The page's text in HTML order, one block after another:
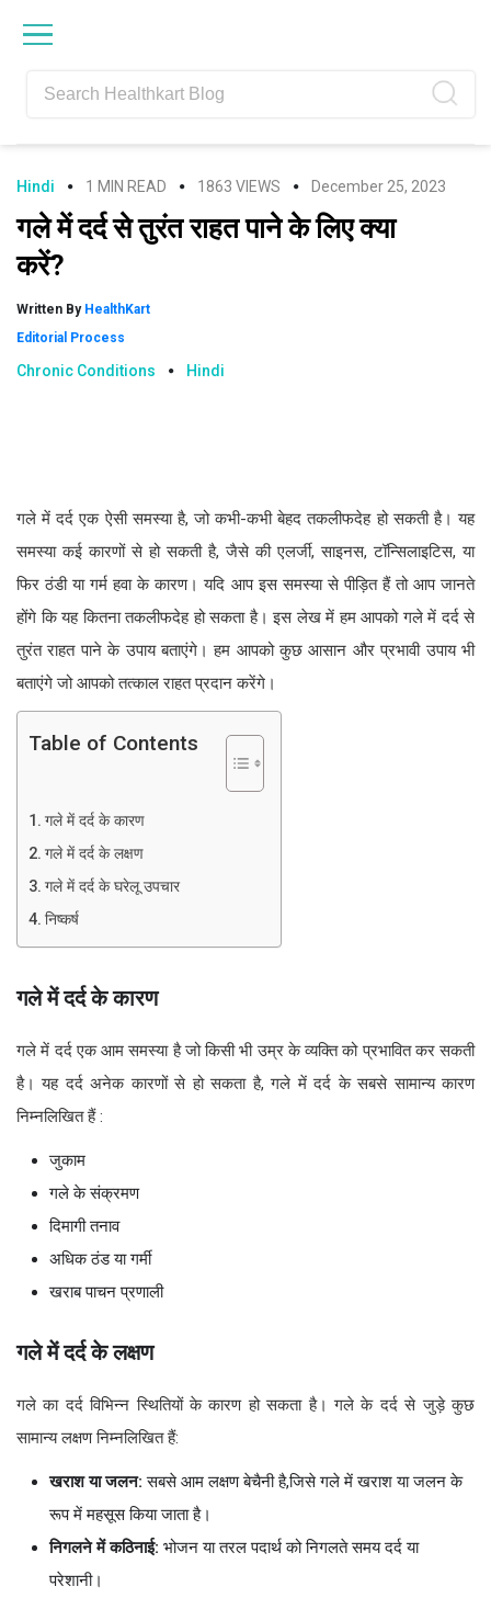
navigation
content
sidebar
Hindi 1 MIN READ 1863 VIEWS December 25, 2023
गले में दर्द से तुरंत राहत पाने के लिए क्या
करें?
Written By HealthKart
Editorial Process
Chronic Conditions Hindi
गले में दर्द एक ऐसी समस्या है, जो कभी-कभी बेहद तकलीफदेह हो सकती है। यह
समस्या कई कारणों से हो सकती है, जैसे की एलर्जी, साइनस, टॉन्सिलाइटिस, या
फिर ठंडी या गर्म हवा के कारण। यदि आप इस समस्या से पीड़ित हैं तो आप जानते
होंगे कि यह कितना तकलीफदेह हो सकता है। इस लेख में हम आपको गले में दर्द से
तुरंत राहत पाने के उपाय बताएंगे। हम आपको कुछ आसान और प्रभावी उपाय भी
बताएंगे जो आपको तत्काल राहत प्रदान करेंगे।
Table of Contents
गले में दर्द के कारण
गले में दर्द के लक्षण
गले में दर्द के घरेलू उपचार
निष्कर्ष
गले में दर्द के कारण
गले में दर्द एक आम समस्या है जो किसी भी उम्र के व्यक्ति को प्रभावित कर सकती
है। यह दर्द अनेक कारणों से हो सकता है, गले में दर्द के सबसे सामान्य कारण
निम्नलिखित हैं :
जुकाम
गले के संक्रमण
दिमागी तनाव
अधिक ठंड या गर्मी
खराब पाचन प्रणाली
गले में दर्द के लक्षण
गले का दर्द विभिन्न स्थितियों के कारण हो सकता है। गले के दर्द से जुड़े कुछ
सामान्य लक्षण निम्नलिखित हैं:
खराश या जलन:सबसे आम लक्षण बेचैनी है,जिसे गले में खराश या जलन के
रूप में महसूस किया जाता है।
निगलने में कठिनाई: भोजन या तरल पदार्थ को निगलते समय दर्द या
परेशानी।